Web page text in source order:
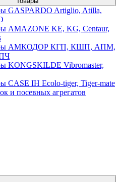
GASPARDO Artiglio, Atilla,
AMAZONE KE, KG, Centaur,
АМКОДОР КГП, КШП, АПМ,
KONGSKILDE Vibromaster,
CASE IH Ecolo-tiger, Tiger-mate
и посевных агрегатов